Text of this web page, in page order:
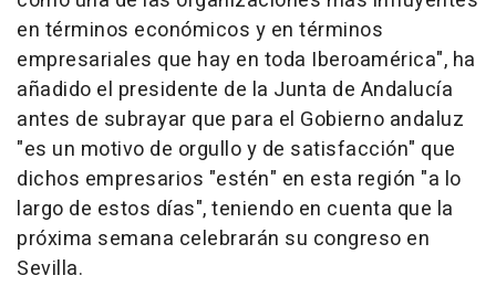
en términos económicos y en términos
empresariales que hay en toda Iberoamérica", ha
añadido el presidente de la Junta de Andalucía
antes de subrayar que para el Gobierno andaluz
"es un motivo de orgullo y de satisfacción" que
dichos empresarios "estén" en esta región "a lo
largo de estos días", teniendo en cuenta que la
próxima semana celebrarán su congreso en
Sevilla.